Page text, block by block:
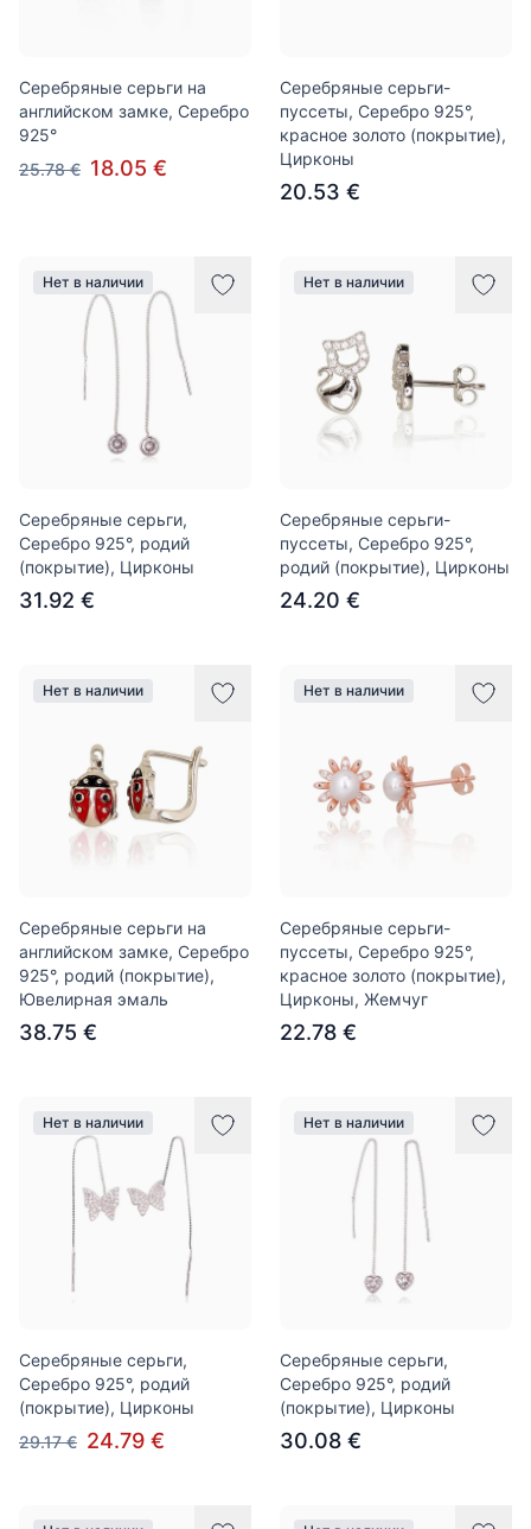
Серебряные серьги на
английском замке, Серебро
925°
25.78 € 18.05 €
Серебряные серьги-
пуссеты, Серебро 925°,
красное золото (покрытие),
Цирконы
20.53 €
Нет в наличии
Серебряные серьги,
Серебро 925°, родий
(покрытие), Цирконы
31.92 €
Нет в наличии
Серебряные серьги-
пуссеты, Серебро 925°,
родий (покрытие), Цирконы
24.20 €
Нет в наличии
Серебряные серьги на
английском замке, Серебро
925°, родий (покрытие),
Ювелирная эмаль
38.75 €
Нет в наличии
Серебряные серьги-
пуссеты, Серебро 925°,
красное золото (покрытие),
Цирконы, Жемчуг
22.78 €
Нет в наличии
Серебряные серьги,
Серебро 925°, родий
(покрытие), Цирконы
29.17 € 24.79 €
Нет в наличии
Серебряные серьги,
Серебро 925°, родий
(покрытие), Цирконы
30.08 €